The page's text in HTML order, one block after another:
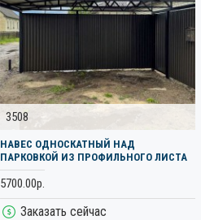
3508
НАВЕС ОДНОСКАТНЫЙ НАД
ПАРКОВКОЙ ИЗ ПРОФИЛЬНОГО ЛИСТА
5700.00р.
Заказать сейчас